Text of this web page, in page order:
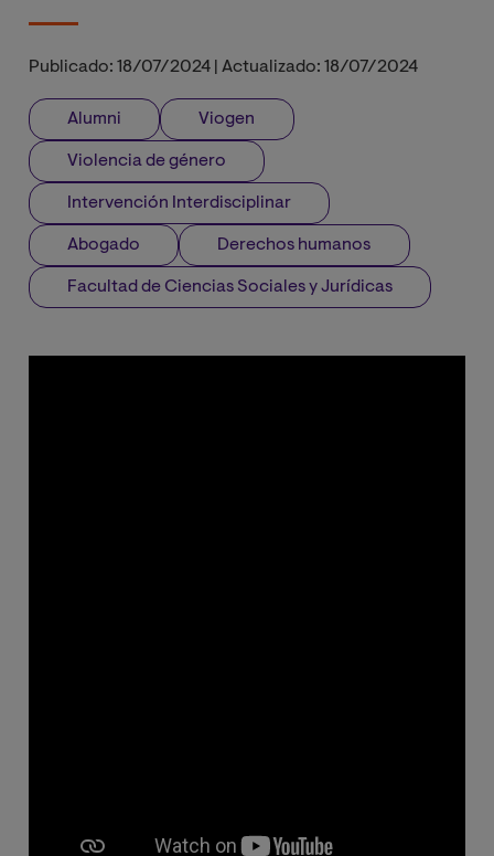
Publicado: 18/07/2024 Actualizado: 18/07/2024
Alumni Viogen
Violencia de género
Intervención Interdisciplinar
Abogado Derechos humanos
Facultad de Ciencias Sociales y Jurídicas